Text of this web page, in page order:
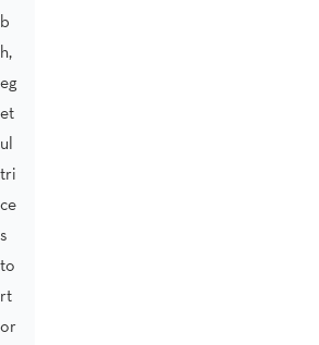
b
h,
eg
et
ul
tri
ce
s
to
rt
or